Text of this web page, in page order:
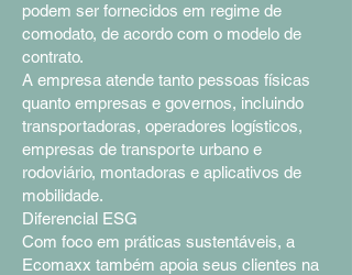
podem ser fornecidos em regime de
comodato, de acordo com o modelo de
contrato.
A empresa atende tanto pessoas físicas
quanto empresas e governos, incluindo
transportadoras, operadores logísticos,
empresas de transporte urbano e
rodoviário, montadoras e aplicativos de
mobilidade.
Diferencial ESG
Com foco em práticas sustentáveis, a
Ecomaxx também apoia seus clientes na